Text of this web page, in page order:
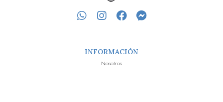
INFORMACIÓN
Nosotros